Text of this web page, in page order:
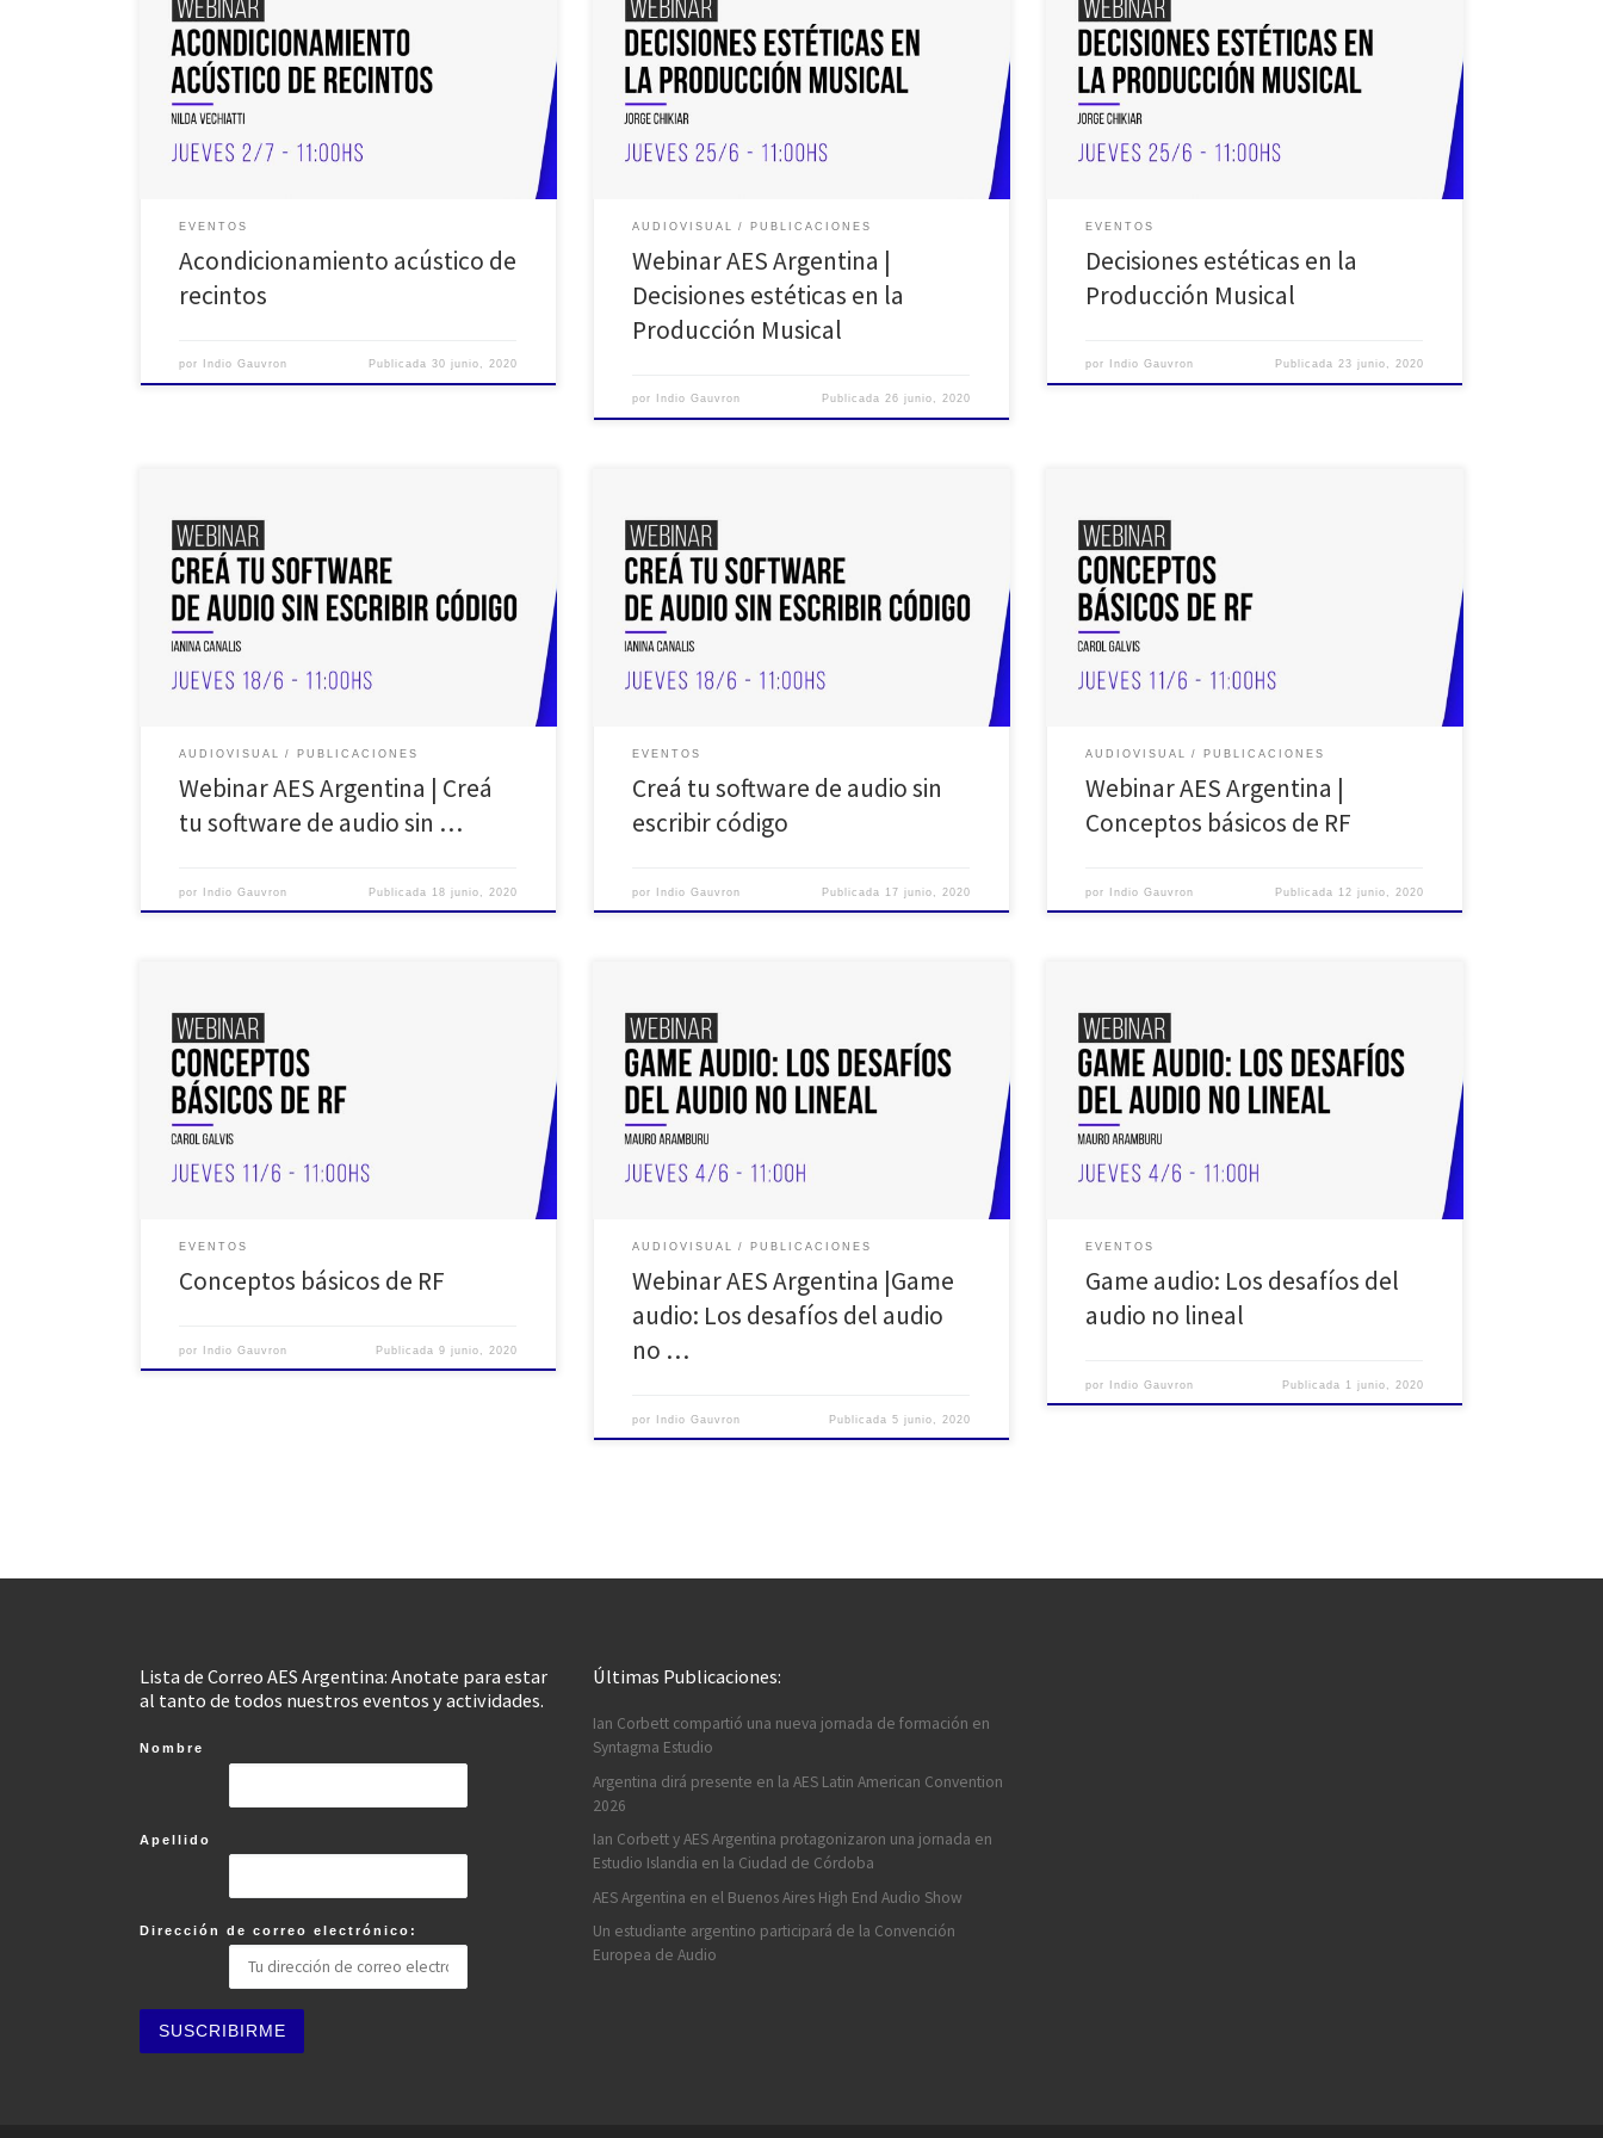
arena para te quedes en casa y no dejes de seguir
aprendiendo: Realizaremos un ciclo de webinars
semanales con temáticas útiles que puedan servir
como herramientas en este momento tan particular
que nos toca atravesar como comunidad del audio.
Además queremos que […]
EVENTOS
Acondicionamiento acústico de
recintos
por Indio Gauvron Publicada 30 junio, 2020
El día 25 de junio de 2020 se transmitió el
décimotercero de una serie de «webinar» de AES
Argentina, para sumarse a la propuesta de atacar la
pandemia actual con el: #Quedate en casa. En esta
ocasión Jorge Chikiar, gran profesional del sonido y la
música, investigador y docente; y […]
AUDIOVISUAL PUBLICACIONES
Webinar AES Argentina |
Decisiones estéticas en la
Producción Musical
por Indio Gauvron Publicada 26 junio, 2020
arena para te quedes en casa y no dejes de seguir
aprendiendo: Realizaremos un ciclo de webinars
semanales con temáticas útiles que puedan servir
como herramientas en este momento tan particular
que nos toca atravesar como comunidad del audio.
Además queremos que […]
EVENTOS
Decisiones estéticas en la
Producción Musical
por Indio Gauvron Publicada 23 junio, 2020
El día 18 de junio de 2020 se transmitió el duodécimo
de una serie de «webinar» de AES Argentina, para
sumarse a la propuesta de atacar la pandemia actual
con el: #Quedate en casa. En esta ocasión Ianina
Canalis, una gran profesional del sonido, investigadora
y desarrolladora de software y […]
AUDIOVISUAL PUBLICACIONES
Webinar AES Argentina | Creá
tu software de audio sin …
por Indio Gauvron Publicada 18 junio, 2020
Desde la sección queremos aportar nuestro granito de
arena para te quedes en casa y no dejes de seguir
aprendiendo: Realizaremos un ciclo de webinars
semanales con temáticas útiles que puedan servir
como herramientas en este momento tan particular
que nos toca atravesar como comunidad del audio.
Además queremos que […]
EVENTOS
Creá tu software de audio sin
escribir código
por Indio Gauvron Publicada 17 junio, 2020
El día 11 de junio de 2020 se transmitió el undécimo
de una serie de «webinar» de AES Argentina, para
sumarse a la propuesta de atacar la pandemia actual
con el: #Quedate en casa. En esta ocasión Carol Galvis,
una gran profesional del sonido y los sistemas
inalámbricos; y amiga […]
AUDIOVISUAL PUBLICACIONES
Webinar AES Argentina |
Conceptos básicos de RF
por Indio Gauvron Publicada 12 junio, 2020
Desde la sección queremos aportar nuestro granito de
arena para te quedes en casa y no dejes de seguir
aprendiendo: Realizaremos un ciclo de webinars
semanales con temáticas útiles que puedan servir
como herramientas en este momento tan particular
que nos toca atravesar como comunidad del audio.
Además queremos que […]
EVENTOS
Conceptos básicos de RF
por Indio Gauvron Publicada 9 junio, 2020
El día 4 de junio de 2020 se transmitió el décimo de
una serie de «webinar» de AES Argentina, para
sumarse a la propuesta de atacar la pandemia actual
con el: #Quedate en casa. En esta ocasión Mauro
Aramburu , nos iluminó con muchos de los temas
acerca de Game […]
AUDIOVISUAL PUBLICACIONES
Webinar AES Argentina |Game
audio: Los desafíos del audio
no …
por Indio Gauvron Publicada 5 junio, 2020
Desde la sección queremos aportar nuestro granito de
arena para te quedes en casa y no dejes de seguir
aprendiendo: Realizaremos un ciclo de webinars
semanales con temáticas útiles que puedan servir
como herramientas en este momento tan particular
que nos toca atravesar como comunidad del audio.
Además queremos que […]
EVENTOS
Game audio: Los desafíos del
audio no lineal
por Indio Gauvron Publicada 1 junio, 2020
Lista de Correo AES Argentina: Anotate para estar
al tanto de todos nuestros eventos y actividades.
Nombre
Apellido
Dirección de correo electrónico:
Últimas Publicaciones:
Ian Corbett compartió una nueva jornada de formación en
Syntagma Estudio
Argentina dirá presente en la AES Latin American Convention
2026
Ian Corbett y AES Argentina protagonizaron una jornada en
Estudio Islandia en la Ciudad de Córdoba
AES Argentina en el Buenos Aires High End Audio Show
Un estudiante argentino participará de la Convención
Europea de Audio